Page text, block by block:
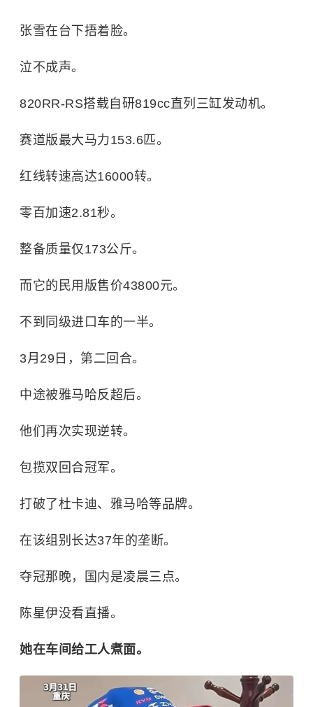
张雪在台下捂着脸。
泣不成声。
820RR-RS搭载自研819cc直列三缸发动机。
赛道版最大马力153.6匹。
红线转速高达16000转。
零百加速2.81秒。
整备质量仅173公斤。
而它的民用版售价43800元。
不到同级进口车的一半。
3月29日，第二回合。
中途被雅马哈反超后。
他们再次实现逆转。
包揽双回合冠军。
打破了杜卡迪、雅马哈等品牌。
在该组别长达37年的垄断。
夺冠那晚，国内是凌晨三点。
陈星伊没看直播。
她在车间给工人煮面。